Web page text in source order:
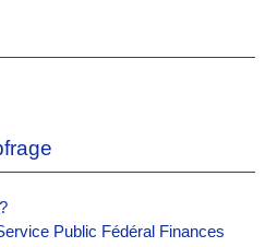
Public Fédéral Finances